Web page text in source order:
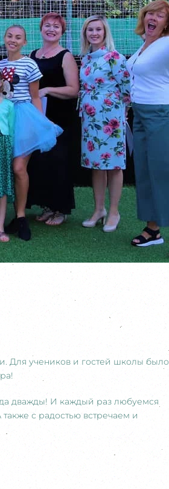
Для учеников и гостей школы было
дважды! И каждый раз любуемся
с радостью встречаем и